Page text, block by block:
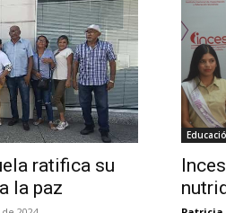
ratifica su
la paz